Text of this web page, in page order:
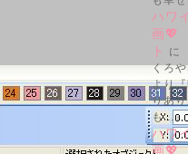
ハワ
画💖
ト
に
くろ
より
りあ
も...
ハワ
画💖